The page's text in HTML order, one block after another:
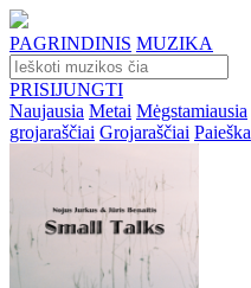
PAGRINDINIS MUZIKA
PRISIJUNGTI
Naujausia Metai Mėgstamiausia
grojaraščiai Grojaraščiai Paieška